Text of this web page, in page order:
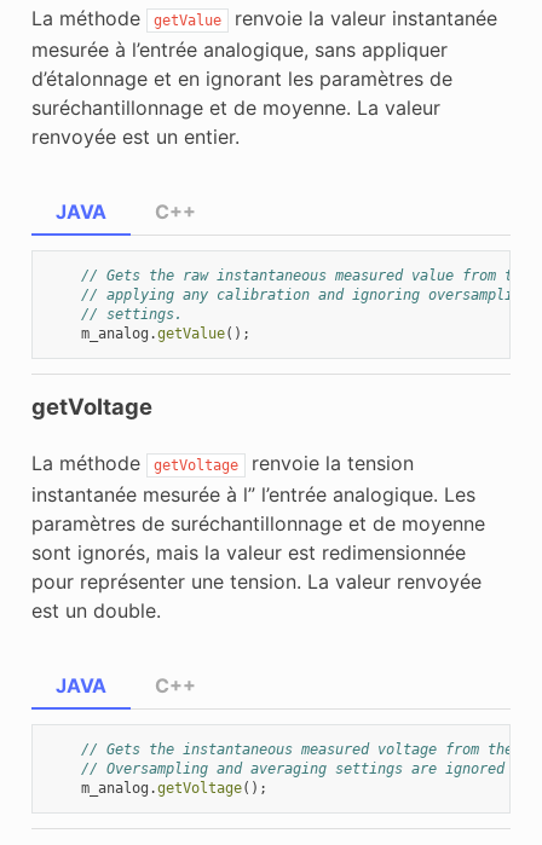
La méthode getValue
renvoie la valeur instantanée
mesurée à l’entrée analogique, sans appliquer
d’étalonnage et en ignorant les paramètres de
suréchantillonnage et de moyenne. La valeur
renvoyée est un entier.
JAVA
// Gets the raw instantaneous measured value from
// applying any calibration and ignoring oversampling
// settings.
m_analog .getValue();
C++
getVoltage
La méthode getVoltage
renvoie la tension
instantanée mesurée à l” l’entrée analogique. Les
paramètres de suréchantillonnage et de moyenne
sont ignorés, mais la valeur est redimensionnée
pour représenter une tension. La valeur renvoyée
est un double.
JAVA
// Gets the instantaneous measured voltage from the
// Oversampling and averaging settings are ignored
m_analog .getVoltage();
C++